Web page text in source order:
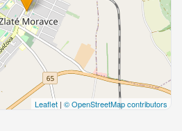
Leaflet | © OpenStreetMap contributors